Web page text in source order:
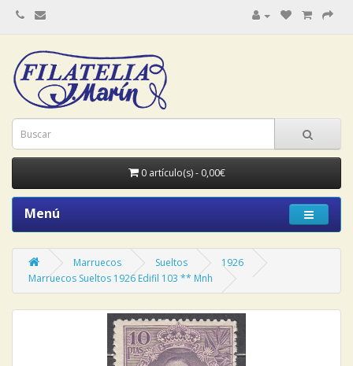
0 artículo(s) - 0,00€
Menú
Marruecos Sueltos
1926
Marruecos Sueltos 1926 Edifil 103 ** Mnh